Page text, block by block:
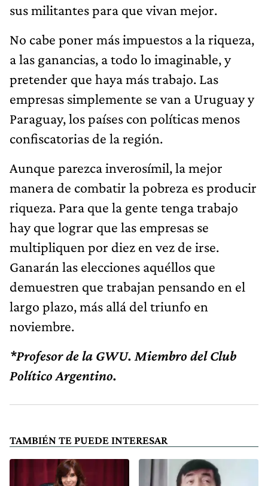
sus militantes para que vivan mejor.
No cabe poner más impuestos a la riqueza,
a las ganancias, a todo lo imaginable, y
pretender que haya más trabajo. Las
empresas simplemente se van a Uruguay y
Paraguay, los países con políticas menos
confiscatorias de la región.
Aunque parezca inverosímil, la mejor
manera de combatir la pobreza es producir
riqueza. Para que la gente tenga trabajo
hay que lograr que las empresas se
multipliquen por diez en vez de irse.
Ganarán las elecciones aquéllos que
demuestren que trabajan pensando en el
largo plazo, más allá del triunfo en
noviembre.
*Profesor de la GWU. Miembro del Club
Político Argentino.
TAMBIÉN TE PUEDE INTERESAR